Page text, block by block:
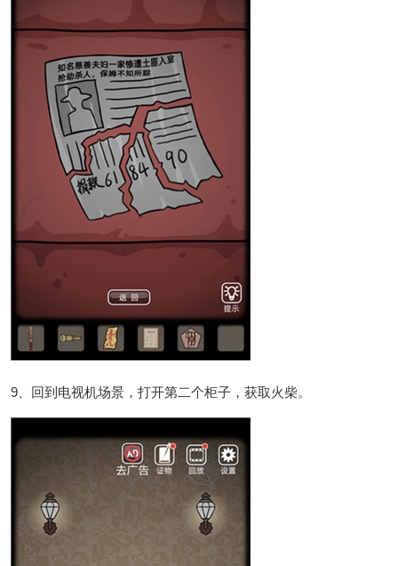
9、回到电视机场景，打开第二个柜子，获取火柴。